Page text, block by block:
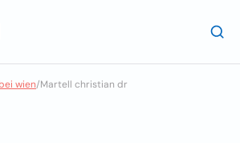
wien/Martell christian dr